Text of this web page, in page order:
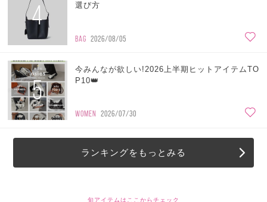
4
選び方
BAG 2026/08/05
5
今みんなが欲しい!2026上半期ヒットアイテムTO
P10👑
WOMEN 2026/07/30
ランキングをもっとみる
旬アイテムはここからチェック